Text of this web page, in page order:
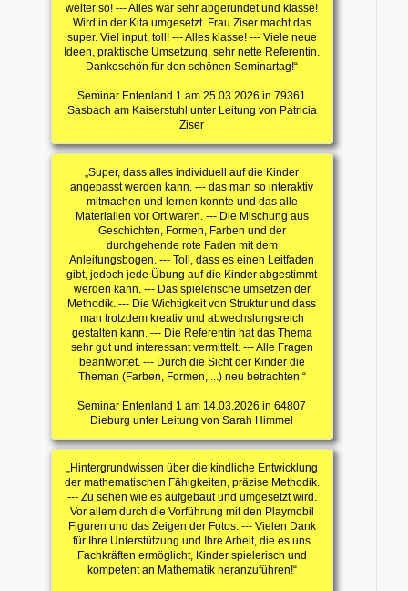
weiter so! --- Alles war sehr abgerundet und klasse!
Wird in der Kita umgesetzt. Frau Ziser macht das
super. Viel input, toll! --- Alles klasse! --- Viele neue
Ideen, praktische Umsetzung, sehr nette Referentin.
Dankeschön für den schönen Seminartag!“
Seminar Entenland 1 am 25.03.2026 in 79361
Sasbach am Kaiserstuhl unter Leitung von Patricia
Ziser
„Super, dass alles individuell auf die Kinder
angepasst werden kann. --- das man so interaktiv
mitmachen und lernen konnte und das alle
Materialien vor Ort waren. --- Die Mischung aus
Geschichten, Formen, Farben und der
durchgehende rote Faden mit dem
Anleitungsbogen. --- Toll, dass es einen Leitfaden
gibt, jedoch jede Übung auf die Kinder abgestimmt
werden kann. --- Das spielerische umsetzen der
Methodik. --- Die Wichtigkeit von Struktur und dass
man trotzdem kreativ und abwechslungsreich
gestalten kann. --- Die Referentin hat das Thema
sehr gut und interessant vermittelt. --- Alle Fragen
beantwortet. --- Durch die Sicht der Kinder die
Theman (Farben, Formen, ...) neu betrachten.“
Seminar Entenland 1 am 14.03.2026 in 64807
Dieburg unter Leitung von Sarah Himmel
„Hintergrundwissen über die kindliche Entwicklung
der mathematischen Fähigkeiten, präzise Methodik.
--- Zu sehen wie es aufgebaut und umgesetzt wird.
Vor allem durch die Vorführung mit den Playmobil
Figuren und das Zeigen der Fotos. --- Vielen Dank
für Ihre Unterstützung und Ihre Arbeit, die es uns
Fachkräften ermöglicht, Kinder spielerisch und
kompetent an Mathematik heranzuführen!“